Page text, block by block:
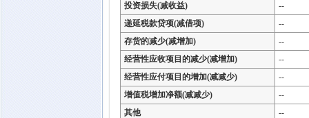
投资损失(减收益)
--
递延税款贷项(减借项)
--
存货的减少(减增加)
--
经营性应收项目的减少(减增加)
--
经营性应付项目的增加(减减少)
--
增值税增加净额(减减少)
--
其他
--